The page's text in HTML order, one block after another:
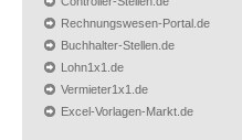
Rechnungswesen-Portal.de
Buchhalter-Stellen.de
Lohn1x1.de
Vermieter1x1.de
Excel-Vorlagen-Markt.de